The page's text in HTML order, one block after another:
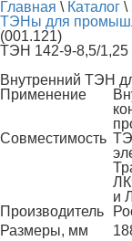
Главная \ Каталог \
ТЭНы для
(001.121)
ТЭН 142-9-8,5/1,25
Внутренний ТЭН
Применение
Совместимость
и
Производитель
Размеры, мм